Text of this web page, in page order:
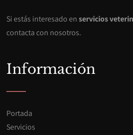
Si estás interesado enservicios
contacta con nosotros.
Información
Portada
Servicios